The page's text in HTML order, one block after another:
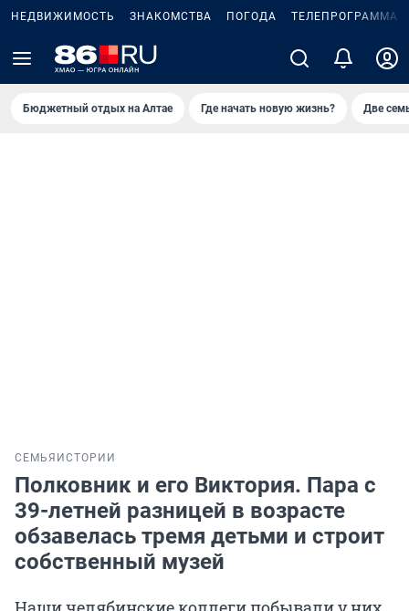
НЕДВИЖИМОСТЬ ЗНАКОМСТВА ПОГОДА ТЕЛЕПРОГРАММА
Бюджетный отдых на Алтае Где начать новую жизнь? Две
СЕМЬЯ ИСТОРИИ
Полковник и его Виктория. Пара с
39-летней разницей в возрасте
обзавелась тремя детьми и строит
собственный музей